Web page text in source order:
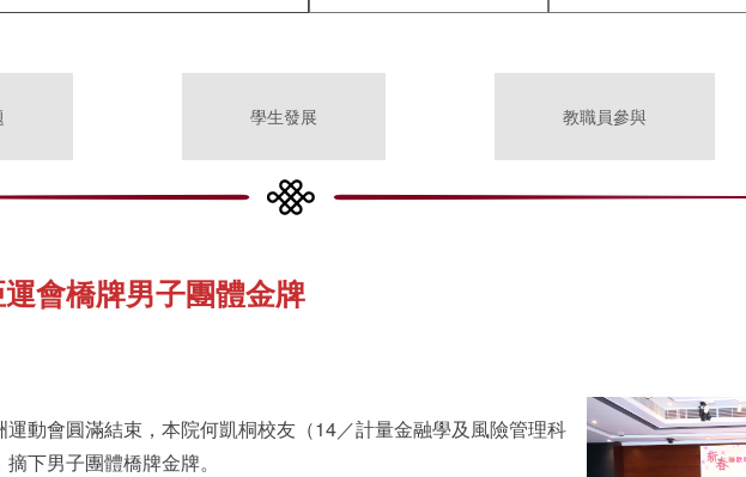
學生發展 教職員參與
會橋牌男子團體金牌
動會圓滿結束，本院何凱桐校友（14／計量金融學及風險管理科
下男子團體橋牌金牌。